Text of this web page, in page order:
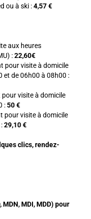
ou à ski :4,57 €
aux heures
:22,60€
pour visite à domicile
et de 06h00 à 08h00 :
visite à domicile
:50 €
pour visite à domicile
29,10 €
clics, rendez-
MDI, MDD) pour